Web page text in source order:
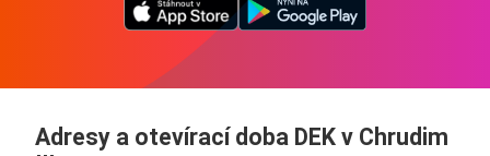
Adresy a otevírací doba DEK v Chrudim